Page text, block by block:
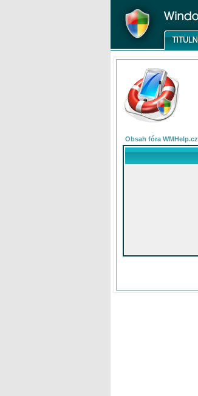
Obsah fóra WMHelp.cz